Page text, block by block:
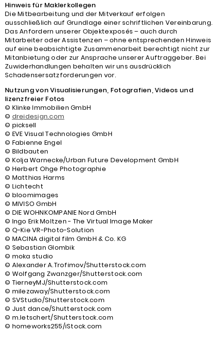
Hinweis für Maklerkollegen
Die Mitbearbeitung und der Mitverkauf erfolgen
ausschließlich auf Grundlage einer schriftlichen Vereinbarung.
Das Anfordern unserer Objektexposés – auch durch
Mitarbeiter oder Assistenzen – ohne entsprechenden Hinweis
auf eine beabsichtigte Zusammenarbeit berechtigt nicht zur
Mitanbietung oder zur Ansprache unserer Auftraggeber. Bei
Zuwiderhandlungen behalten wir uns ausdrücklich
Schadensersatzforderungen vor.
Nutzung von Visualisierungen, Fotografien, Videos und
lizenzfreier Fotos
© Klinke Immobilien GmbH
© dreidesign.com
© picksell
© EVE Visual Technologies GmbH
© Fabienne Engel
© Bildbauten
© Kolja Warnecke/Urban Future Development GmbH
© Herbert Ohge Photographie
© Matthias Harms
© Lichtecht
© bloomimages
© MIVISO GmbH
© DIE WOHNKOMPANIE Nord GmbH
© Ingo Erik Moltzen - The Virtual Image Maker
© Q-Kie VR-Photo-Solution
© MACINA digital film GmbH & Co. KG
© Sebastian Glombik
© moka studio
© Alexander A.Trofimov/Shutterstock.com
© Wolfgang Zwanzger/Shutterstock.com
© TierneyMJ/Shutterstock.com
© milezaway/Shutterstock.com
© SVStudio/Shutterstock.com
© Just dance/Shutterstock.com
© m.letschert/Shutterstock.com
© homeworks255/iStock.com